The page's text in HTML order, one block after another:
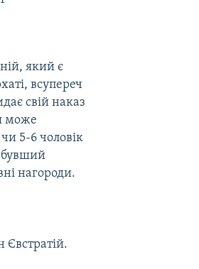
який є
всупереч
свій наказ
може
5-6 чоловік
бувший
нагороди.
Євстратій.